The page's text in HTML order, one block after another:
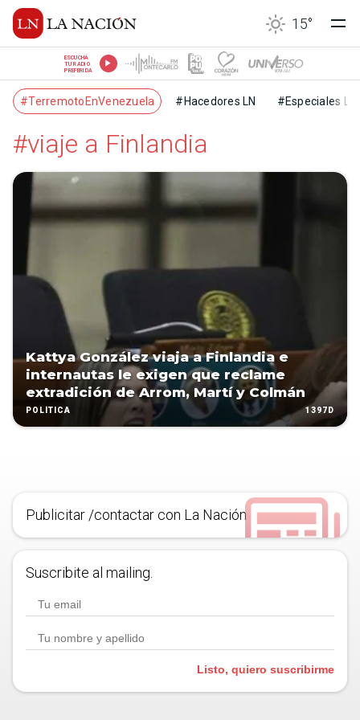
15°
ESCUCHÁ
TU RADIO
PREFERIDA
#TerremotoEnVenezuela #Hacedores LN #Especiales LN
#viaje a Finlandia
Kattya González viaja a Finlandia e
internautas le exigen que reclame
extradición de Arrom, Martí y Colmán
POLÍTICA 1397D
Publicitar /contactar con La Nación
Suscribite al mailing.
Listo, quiero suscribirme